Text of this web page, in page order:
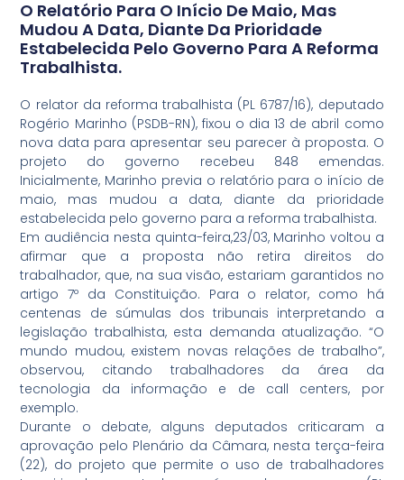
O Relatório Para O Início De Maio, Mas
Mudou A Data, Diante Da Prioridade
Estabelecida Pelo Governo Para A Reforma
Trabalhista.
O relator da reforma trabalhista (PL 6787/16), deputado
Rogério Marinho (PSDB-RN), fixou o dia 13 de abril como
nova data para apresentar seu parecer à proposta. O
projeto do governo recebeu 848 emendas.
Inicialmente, Marinho previa o relatório para o início de
maio, mas mudou a data, diante da prioridade
estabelecida pelo governo para a reforma trabalhista.
Em audiência nesta quinta-feira,23/03, Marinho voltou a
afirmar que a proposta não retira direitos do
trabalhador, que, na sua visão, estariam garantidos no
artigo 7º da Constituição. Para o relator, como há
centenas de súmulas dos tribunais interpretando a
legislação trabalhista, esta demanda atualização. “O
mundo mudou, existem novas relações de trabalho”,
observou, citando trabalhadores da área da
tecnologia da informação e de call centers, por
exemplo.
Durante o debate, alguns deputados criticaram a
aprovação pelo Plenário da Câmara, nesta terça-feira
(22), do projeto que permite o uso de trabalhadores